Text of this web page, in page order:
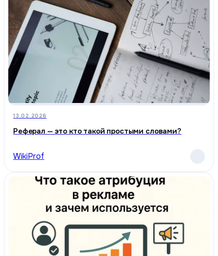
13.02.2026
Реферал — это кто такой простыми словами?
WikiProf